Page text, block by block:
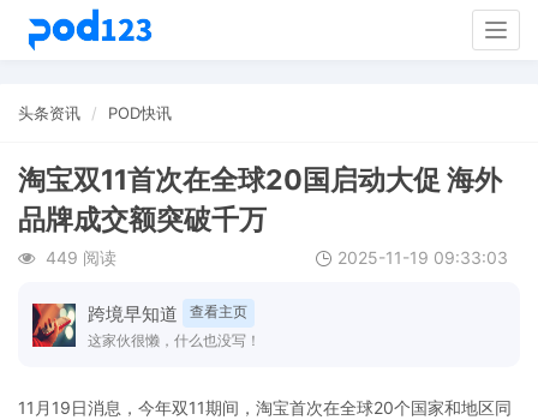
头条资讯 POD快讯
淘宝双11首次在全球20国启动大促 海外
品牌成交额突破千万
449 阅读 2025-11-19 09:33:03
跨境早知道
查看主页
这家伙很懒，什么也没写！
11月19日消息，今年双11期间，淘宝首次在全球20个国家和地区同